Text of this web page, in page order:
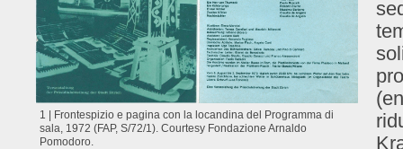
1 | Frontespizio e pagina con la locandina del Programma di
sala, 1972 (FAP, S/72/1). Courtesy Fondazione Arnaldo
Pomodoro.